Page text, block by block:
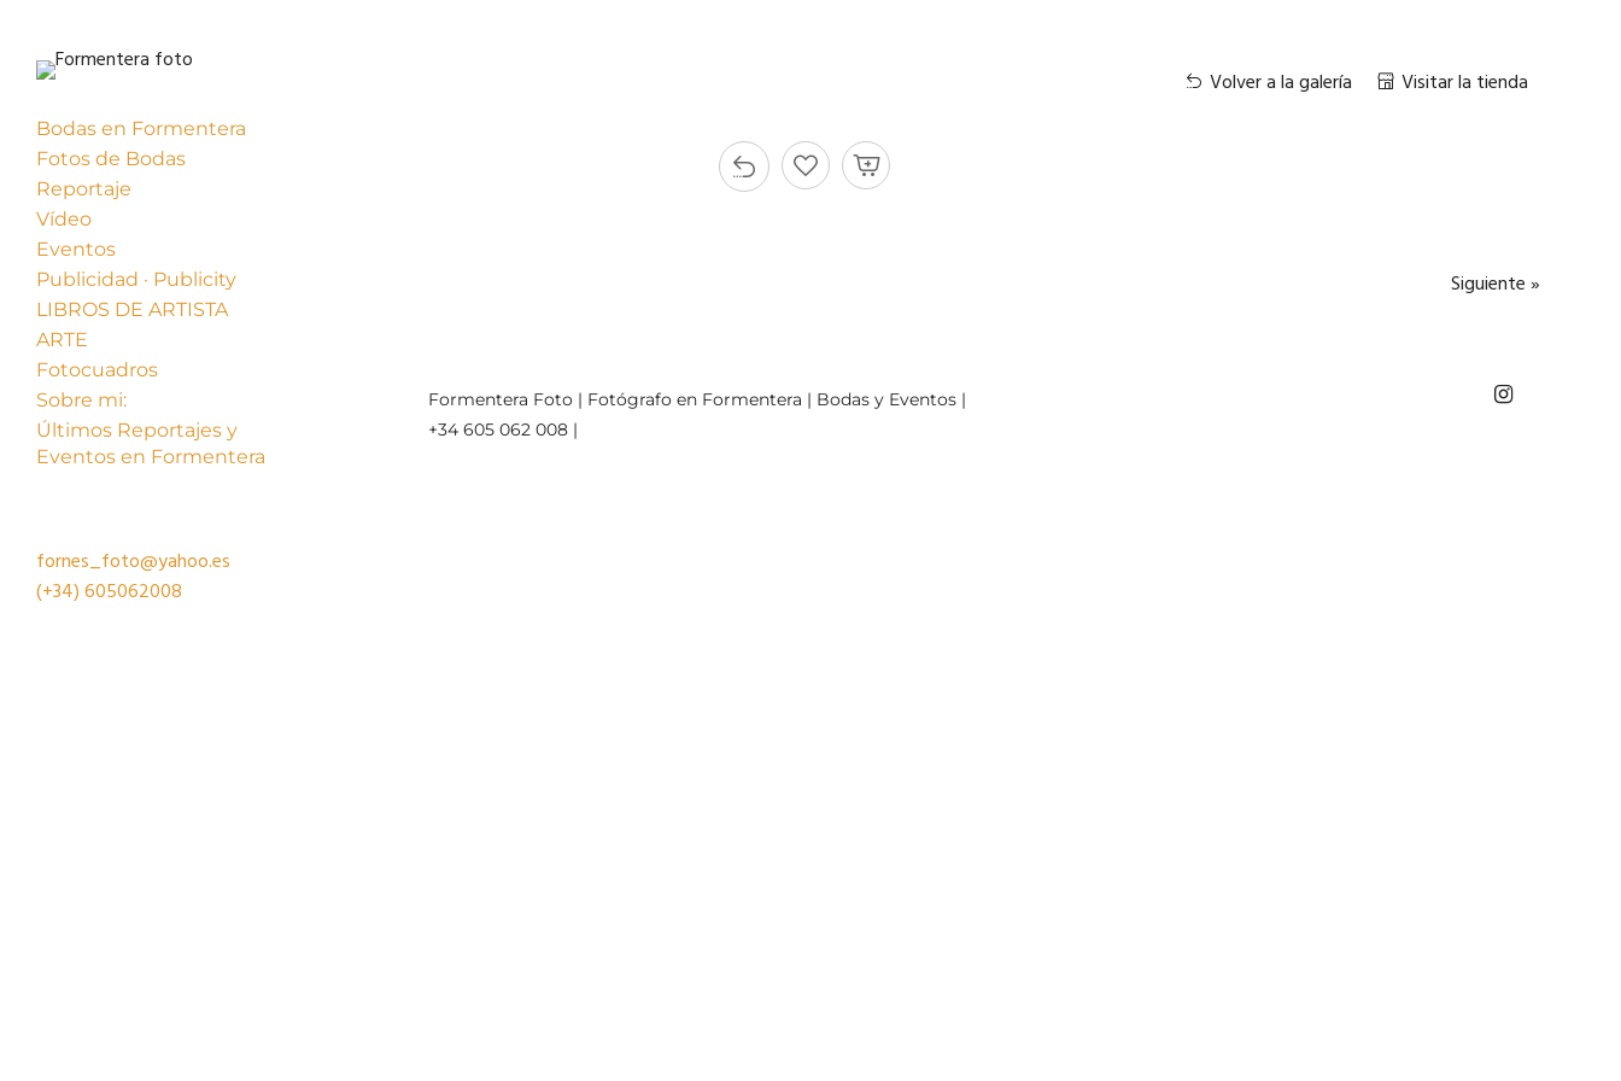
Bodas en Formentera
Fotos de Bodas
Reportaje
Vídeo
Eventos
Publicidad · Publicity
LIBROS DE ARTISTA
ARTE
Fotocuadros
Sobre mi:
Últimos Reportajes y
Eventos en Formentera
fornes_foto@yahoo.es
(+34)605062008
Volver a la galería Visitar la tienda
« Anterior Siguiente »
Formentera Foto | Fotógrafo en Formentera | Bodas y Eventos |
+34 605 062 008 |